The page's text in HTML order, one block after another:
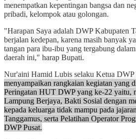
menempatkan kepentingan bangsa dan
pribadi, kelompok atau golongan.
"Harapan Saya adalah DWP Kabupaten
berjalan kedepan, karena masih banyak
tangan para ibu-ibu yang tergabung
daerah ini," harap Bupati.
Nur'aini Hamid Lubis selaku Ketua DWP
menyampaikan rangkaian kegiatan yang
Peringatan HUT DWP yang ke-22 yaitu,
Lampung Berjaya, Bakti Sosial dengan
kepada keluarga tidak mampu pada
Tanggamus, serta Pelatihan Operator
DWP Pusat.